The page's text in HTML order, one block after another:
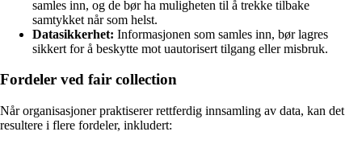
samles inn, og de bør ha muligheten til å trekke tilbake
samtykket når som helst.
Datasikkerhet: Informasjonen som samles inn, bør lagres
sikkert for å beskytte mot uautorisert tilgang eller misbruk.
Fordeler ved fair collection
Når organisasjoner praktiserer rettferdig innsamling av data, kan det
resultere i flere fordeler, inkludert: